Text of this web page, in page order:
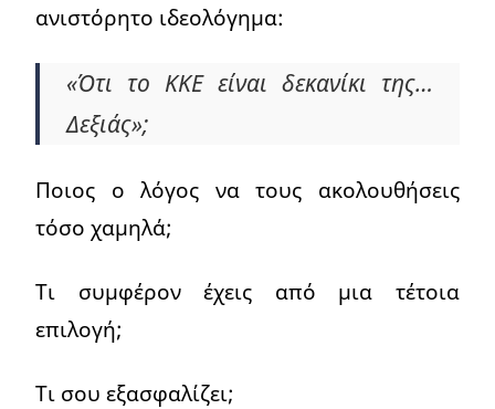
ανιστόρητο ιδεολόγημα:
«Ότι το ΚΚΕ είναι δεκανίκι της…
Δεξιάς»;
Ποιος ο λόγος να τους ακολουθήσεις
τόσο χαμηλά;
Τι συμφέρον έχεις από μια τέτοια
επιλογή;
Τι σου εξασφαλίζει;